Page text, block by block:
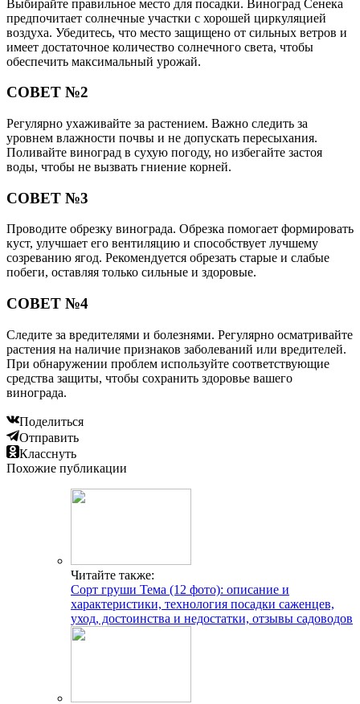
Выбирайте правильное место для посадки. Виноград Сенека
предпочитает солнечные участки с хорошей циркуляцией
воздуха. Убедитесь, что место защищено от сильных ветров и
имеет достаточное количество солнечного света, чтобы
обеспечить максимальный урожай.
СОВЕТ №2
Регулярно ухаживайте за растением. Важно следить за
уровнем влажности почвы и не допускать пересыхания.
Поливайте виноград в сухую погоду, но избегайте застоя
воды, чтобы не вызвать гниение корней.
СОВЕТ №3
Проводите обрезку винограда. Обрезка помогает формировать
куст, улучшает его вентиляцию и способствует лучшему
созреванию ягод. Рекомендуется обрезать старые и слабые
побеги, оставляя только сильные и здоровые.
СОВЕТ №4
Следите за вредителями и болезнями. Регулярно осматривайте
растения на наличие признаков заболеваний или вредителей.
При обнаружении проблем используйте соответствующие
средства защиты, чтобы сохранить здоровье вашего
винограда.
Поделиться
Отправить
Класснуть
Похожие публикации
Читайте также:
Сорт груши Тема (12 фото): описание и
характеристики, технология посадки саженцев,
уход, достоинства и недостатки, отзывы садоводов